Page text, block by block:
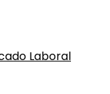
Laboral